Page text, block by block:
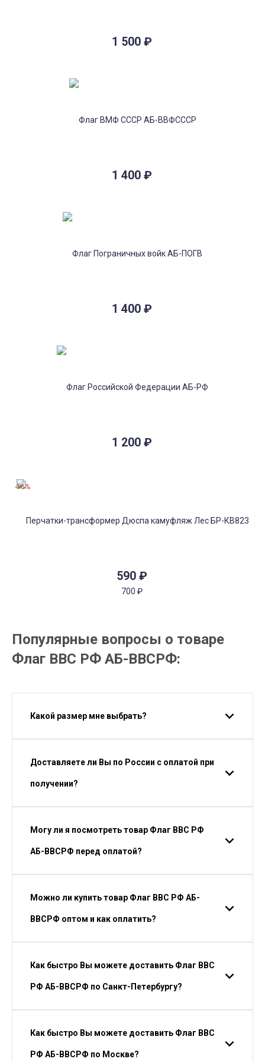
1 500 ₽
1 400 ₽
1 400 ₽
1 200 ₽
590 ₽
700 ₽
-16%
Популярные вопросы о товаре
Флаг ВВС РФ АБ-ВВСРФ:
Какой размер мне выбрать?
Доставляете ли Вы по России с оплатой при
получении?
Могу ли я посмотреть товар Флаг ВВС РФ
АБ-ВВСРФ перед оплатой?
Можно ли купить товар Флаг ВВС РФ АБ-
ВВСРФ оптом и как оплатить?
Как быстро Вы можете доставить Флаг ВВС
РФ АБ-ВВСРФ по Санкт-Петербургу?
Как быстро Вы можете доставить Флаг ВВС
РФ АБ-ВВСРФ по Москве?